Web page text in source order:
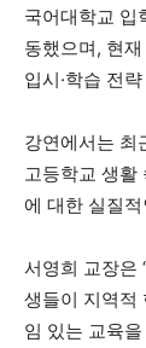
국어대학교 입
동했으며, 현
입시·학습 전
강연에서는 최
고등학교 생활
에 대한 실질
서영희 교장은
생들이 지역적
임 있는 교육